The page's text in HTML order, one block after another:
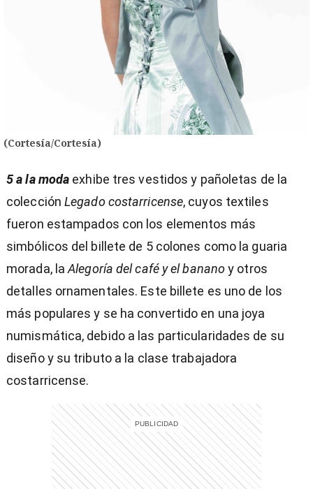
(Cortesía/Cortesía)
5 a la moda exhibe tres vestidos y pañoletas de la
colección Legado costarricense, cuyos textiles
fueron estampados con los elementos más
simbólicos del billete de 5 colones como la guaria
morada, laAlegoría del café y el bananoy otros
detalles ornamentales. Este billete es uno de los
más populares y se ha convertido en una joya
numismática, debido a las particularidades de su
diseño y su tributo a la clase trabajadora
costarricense.